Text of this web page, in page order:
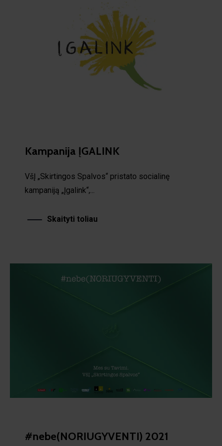
Kampanija ĮGALINK
VšĮ „Skirtingos Spalvos“ pristato socialinę
kampaniją „Įgalink“,...
Skaityti toliau
#nebe(NORIUGYVENTI) 2021